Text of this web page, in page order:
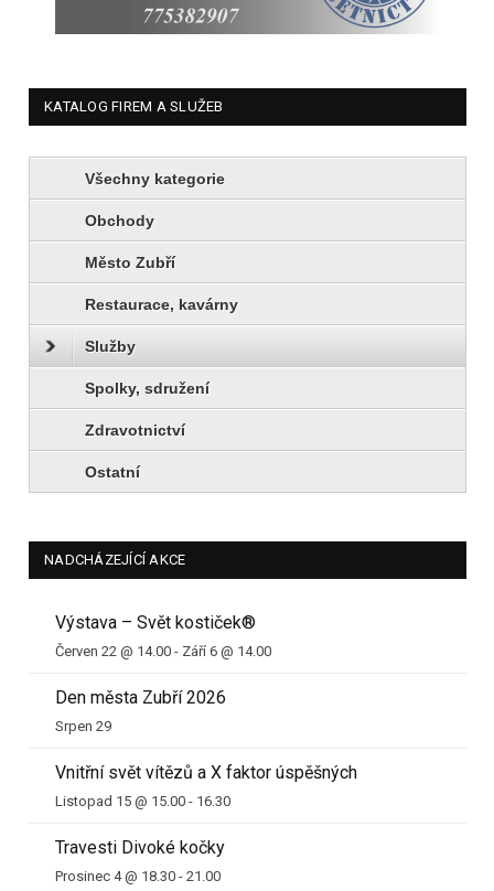
KATALOG FIREM A SLUŽEB
Všechny kategorie
Obchody
Město Zubří
Restaurace, kavárny
Služby
Spolky, sdružení
Zdravotnictví
Ostatní
NADCHÁZEJÍCÍ AKCE
Výstava – Svět kostiček®
Červen 22 @ 14.00 - Září 6 @ 14.00
Den města Zubří 2026
Srpen 29
Vnitřní svět vítězů a X faktor úspěšných
Listopad 15 @ 15.00 - 16.30
Travesti Divoké kočky
Prosinec 4 @ 18.30 - 21.00